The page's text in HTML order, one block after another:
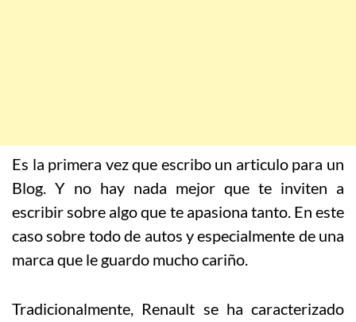
Es la primera vez que escribo un articulo para un
Blog. Y no hay nada mejor que te inviten a
escribir sobre algo que te apasiona tanto. En este
caso sobre todo de autos y especialmente de una
marca que le guardo mucho cariño.
Tradicionalmente, Renault se ha caracterizado